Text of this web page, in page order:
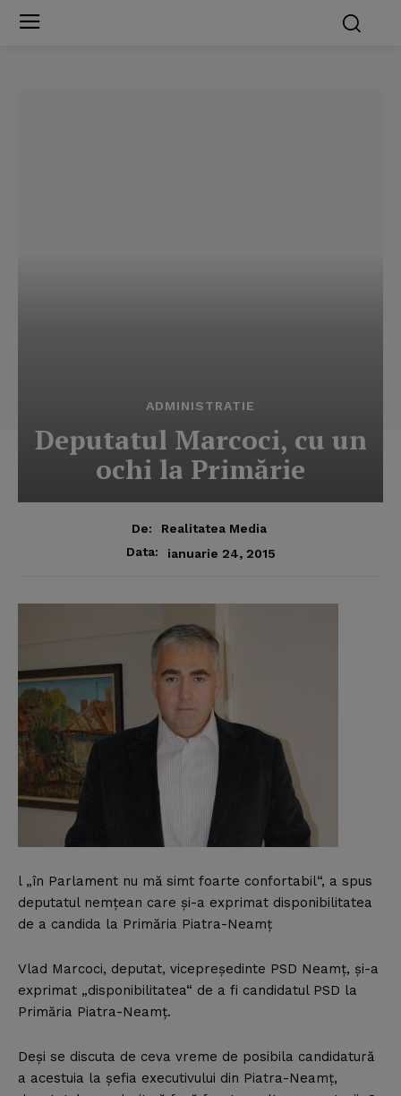
ADMINISTRATIE
Deputatul Marcoci, cu un
ochi la Primărie
De:
Realitatea Media
Data:
ianuarie 24, 2015
l „în Parlament nu mă simt foarte confortabil“, a spus
deputatul nemţean care şi-a exprimat disponibilitatea
de a candida la Primăria Piatra-Neamţ
Vlad Marcoci, deputat, vicepreşedinte PSD Neamţ, şi-a
exprimat „disponibilitatea“ de a fi candidatul PSD la
Primăria Piatra-Neamţ.
Deşi se discuta de ceva vreme de posibila candidatură
a acestuia la şefia executivului din Piatra-Neamţ,